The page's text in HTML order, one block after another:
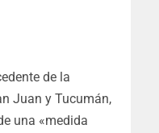
de la
Juan y Tucumán,
una «medida